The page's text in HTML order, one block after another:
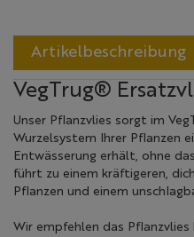
Artikelbeschreibung
VegTrug®
Unser Pflanzvlies sorgt im
Wurzelsystem Ihrer Pflanzen
Entwässerung erhält, ohne
führt zu einem kräftigeren,
Pflanzen und einem
Wir empfehlen das Pflanzvlies